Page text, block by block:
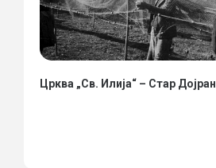
Црква „Св. Илија“ – Стар Дојран